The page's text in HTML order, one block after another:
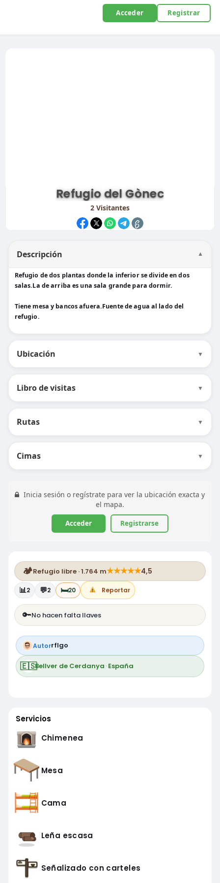
Acceder Registrar
Refugio del Gònec
2Visitantes
Descripción ▼
Refugio de dos plantas donde la inferior se divide en dos
salas.La de arriba es una sala grande para dormir.
Tiene mesa y bancos afuera.Fuente de agua al lado del
refugio.
Ubicación ▼
Libro de visitas ▼
Rutas ▼
Cimas ▼
Inicia sesión o regístrate para ver la ubicación exacta y
el mapa.
Acceder Registrarse
🏕️Refugio libre · 1.764 m★★★★★4,5
📊2 💬2 🛏️20 Reportar
🔑No hacen falta llaves
Autorrflgo
🇪🇸Bellver de Cerdanya ·España
Servicios
Chimenea
Mesa
Cama
Leña escasa
Señalizado con carteles